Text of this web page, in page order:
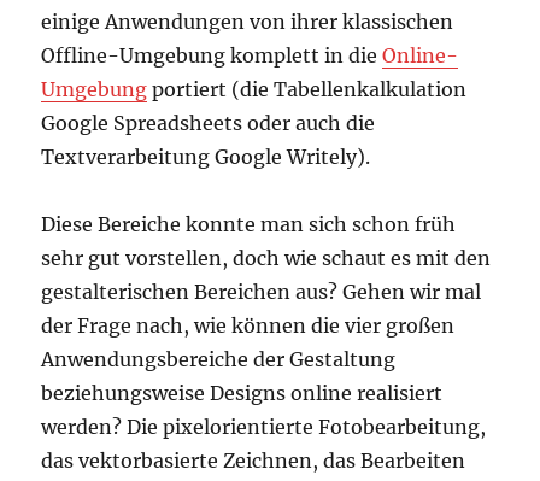
einige Anwendungen von ihrer klassischen
Offline-Umgebung komplett in dieOnline-
Umgebung portiert (die Tabellenkalkulation
Google Spreadsheets oder auch die
Textverarbeitung Google Writely).
Diese Bereiche konnte man sich schon früh
sehr gut vorstellen, doch wie schaut es mit den
gestalterischen Bereichen aus? Gehen wir mal
der Frage nach, wie können die vier großen
Anwendungsbereiche der Gestaltung
beziehungsweise Designs online realisiert
werden? Die pixelorientierte Fotobearbeitung,
das vektorbasierte Zeichnen, das Bearbeiten